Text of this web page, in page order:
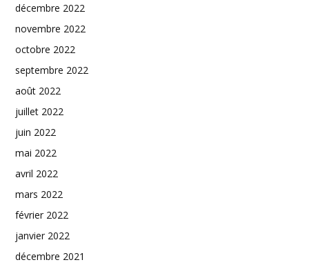
décembre 2022
novembre 2022
octobre 2022
septembre 2022
août 2022
juillet 2022
juin 2022
mai 2022
avril 2022
mars 2022
février 2022
janvier 2022
décembre 2021